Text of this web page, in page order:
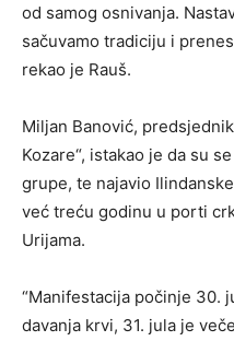
od samog osnivanja.
sačuvamo tradiciju i
rekao je Rauš.
Miljan Banović,
Kozare“, istakao je da su
grupe, te najavio
već treću godinu u porti
Urijama.
“Manifestacija počinje 30.
davanja krvi, 31. jula je